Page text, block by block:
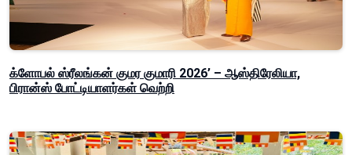
க்ளோபல் ஸ்ரீலங்கன் குமர குமாரி 2026’ – ஆஸ்திரேலியா,
பிரான்ஸ் போட்டியாளர்கள் வெற்றி